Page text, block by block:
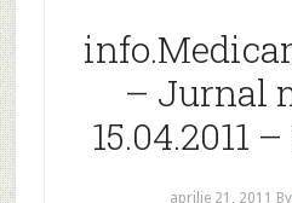
– Jurnal
15.04.2011
aprilie 21, 2011 By